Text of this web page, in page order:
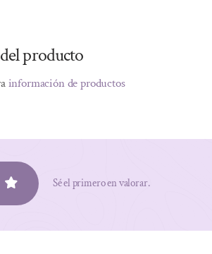
producto
información de productos
Sé el primero en valorar.